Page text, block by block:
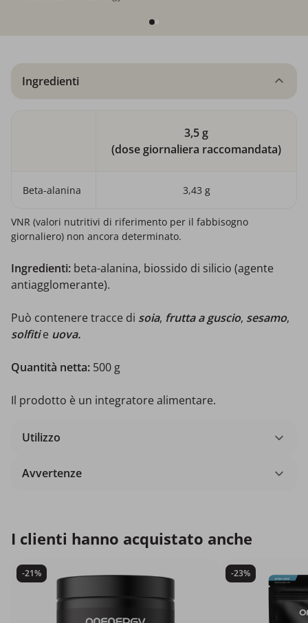
Ingredienti
3,5 g
(dose giornaliera raccomandata)
Beta-alanina 3,43 g
VNR (valori nutritivi di riferimento per il fabbisogno
giornaliero) non ancora determinato.
Ingredienti: beta-alanina, biossido di silicio (agente
antiagglomerante).
Può contenere tracce di soia, frutta a guscio, sesamo,
solfitie uova.
Quantità netta: 500 g
Il prodotto è un integratore alimentare.
Utilizzo
Avvertenze
I clienti hanno acquistato anche
-21% -23%